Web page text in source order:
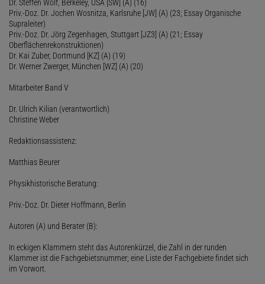
Dr. Steffen Wolf, Berkeley, USA [SW] (A) (16)
Priv.-Doz. Dr. Jochen Wosnitza, Karlsruhe [JW] (A) (23; Essay Organische
Supraleiter)
Priv.-Doz. Dr. Jörg Zegenhagen, Stuttgart [JZ3] (A) (21; Essay
Oberflächenrekonstruktionen)
Dr. Kai Zuber, Dortmund [KZ] (A) (19)
Dr. Werner Zwerger, München [WZ] (A) (20)
Mitarbeiter Band V
Dr. Ulrich Kilian (verantwortlich)
Christine Weber
Redaktionsassistenz:
Matthias Beurer
Physikhistorische Beratung:
Priv.-Doz. Dr. Dieter Hoffmann, Berlin
Autoren (A) und Berater (B):
In eckigen Klammern steht das Autorenkürzel, die Zahl in der runden
Klammer ist die Fachgebietsnummer; eine Liste der Fachgebiete findet sich
im Vorwort.